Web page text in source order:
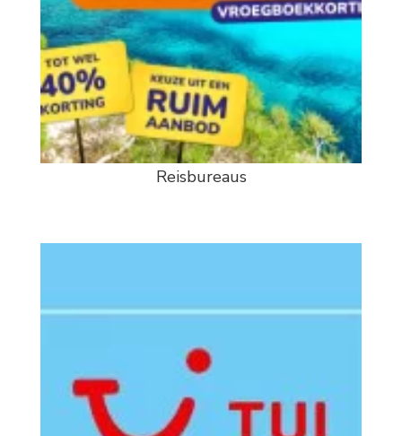
Reisbureaus